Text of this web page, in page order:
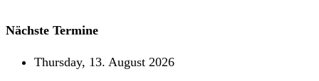
Nächste Termine
Thursday, 13. August 2026